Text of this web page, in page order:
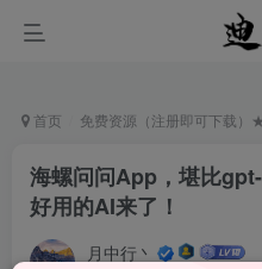
首页 免费资源（注册即可下载
海螺问问App，堪比
好用的AI来了！
月中行丶